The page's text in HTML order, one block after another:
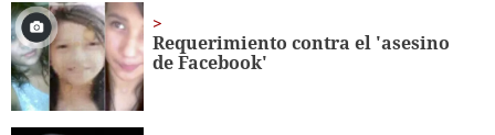
Requerimiento contra el 'asesino
de Facebook'